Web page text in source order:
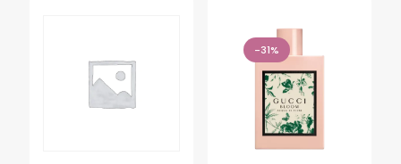
-31%